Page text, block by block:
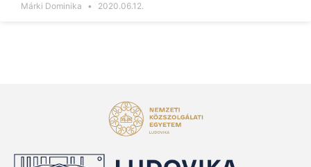
Márki Dominika 2020.06.12.